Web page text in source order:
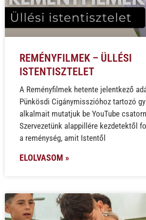
REMÉNYFILMEK – ÜLLÉSI
ISTENTISZTELET
A Reményfilmek hetente jelentkező
Pünkösdi Cigánymisszióhoz tartozó
alkalmait mutatjuk be YouTube
Szervezetünk alappillére kezdetektől
a reménység, amit Istentől
ELOLVASOM »